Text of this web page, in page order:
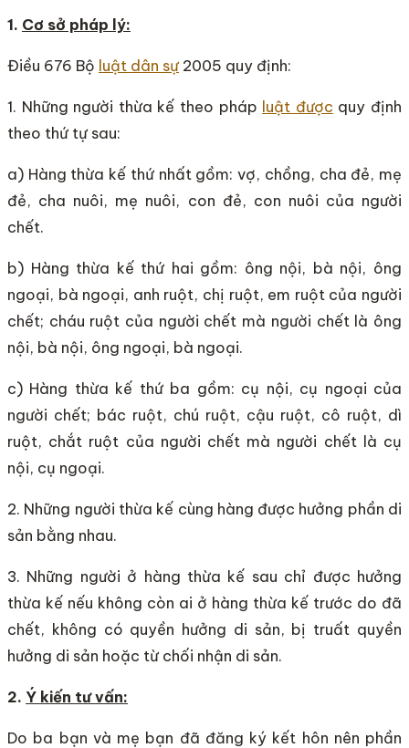
1. Cơ sở pháp lý:
Điều 676 Bộ luật dân sự2005 quy định:
1. Những người thừa kế theo pháp luật được quy định
theo thứ tự sau:
a) Hàng thừa kế thứ nhất gồm: vợ, chồng, cha đẻ, mẹ
đẻ, cha nuôi, mẹ nuôi, con đẻ, con nuôi của người
chết.
b) Hàng thừa kế thứ hai gồm: ông nội, bà nội, ông
ngoại, bà ngoại, anh ruột, chị ruột, em ruột của người
chết; cháu ruột của người chết mà người chết là ông
nội, bà nội, ông ngoại, bà ngoại.
c) Hàng thừa kế thứ ba gồm: cụ nội, cụ ngoại của
người chết; bác ruột, chú ruột, cậu ruột, cô ruột, dì
ruột, chắt ruột của người chết mà người chết là cụ
nội, cụ ngoại.
2. Những người thừa kế cùng hàng được hưởng phần di
sản bằng nhau.
3. Những người ở hàng thừa kế sau chỉ được hưởng
thừa kế nếu không còn ai ở hàng thừa kế trước do đã
chết, không có quyền hưởng di sản, bị truất quyền
hưởng di sản hoặc từ chối nhận di sản.
2. Ý kiến tư vấn:
Do ba bạn và mẹ bạn đã đăng ký kết hôn nên phần